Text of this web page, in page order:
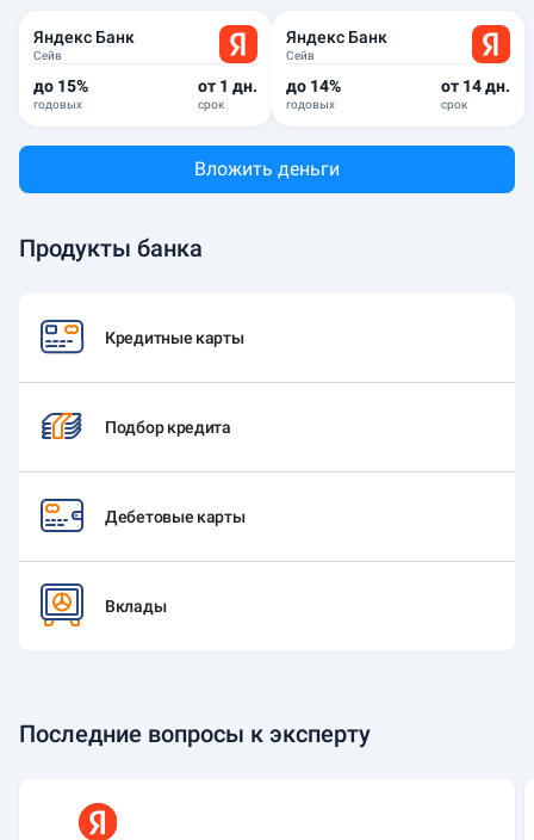
Яндекс Банк
Сейв
до 15%
годовых
от 1 дн.
срок
Яндекс Банк
Сейв
до 14%
годовых
от 14 дн.
срок
Вложить деньги
Продукты банка
Кредитные карты
Подбор кредита
Дебетовые карты
Вклады
Последние вопросы к эксперту